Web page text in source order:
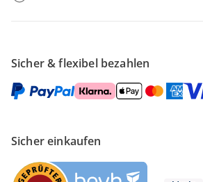
Sicher & flexibel bezahlen
Sicher einkaufen